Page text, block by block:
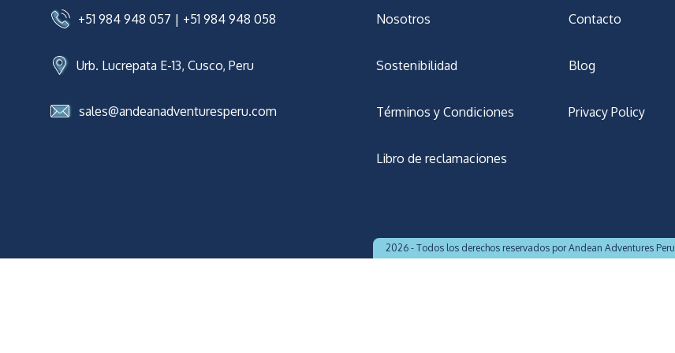
+51 984 948 057 | +51 984 948 058
Urb. Lucrepata E-13, Cusco, Peru
sales@andeanadventuresperu.com
Nosotros Contacto
Sostenibilidad Blog
Términos y Condiciones Privacy Policy
Libro de reclamaciones
2026 - Todos los derechos reservados por Andean Adventures Peru